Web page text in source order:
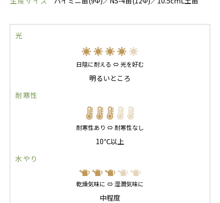
光
日陰に耐える ⇔ 光を好む
明るいところ
耐寒性
耐寒性あり ⇔ 耐寒性なし
10℃以上
水やり
乾燥気味に ⇔ 湿潤気味に
中程度